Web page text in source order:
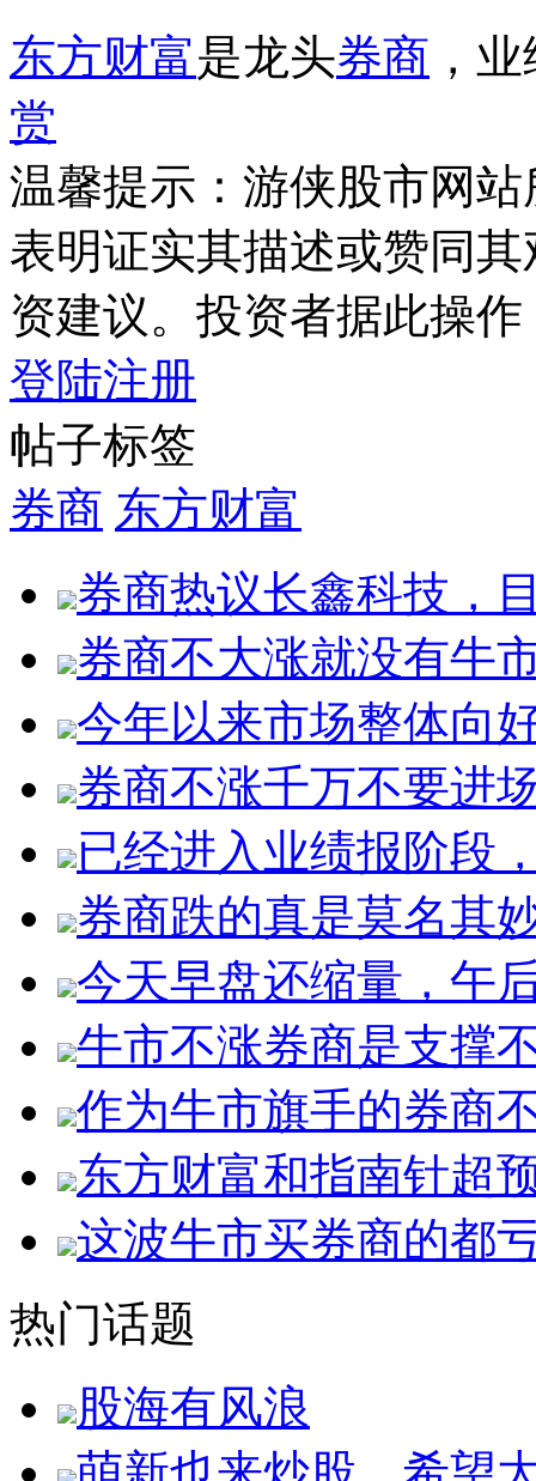
东方财富是龙头券商 ，
赏
温馨提示：游侠股市网
表明证实其描述或赞同
资建议。投资者据此操
登陆注册
帖子标签
券商 东方财富
券商热议长鑫科技，
券商不大涨就没有牛
今年以来市场整体向
券商不涨千万不要进
已经进入业绩报阶段
券商跌的真是莫名其
今天早盘还缩量，午
牛市不涨券商是支撑
作为牛市旗手的券商
东方财富和指南针超
这波牛市买券商的都
热门话题
股海有风浪